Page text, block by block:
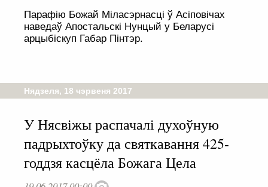
Парафію Божай Міласэрнасці ў Асіповічах
наведаў Апостальскі Нунцый у Беларусі
арцыбіскуп Габар Пінтэр.
Нядзеля, 18 чэрвеня 2017
У Нясвіжы распачалі духоўную
падрыхтоўку да святкавання 425-
годдзя касцёла Божага Цела